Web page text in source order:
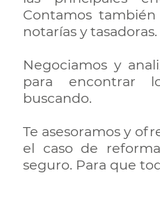
ENERGY
REFORMS
AND
REVIEWS
Contamos
notarías y tasadoras.
Negociamos y
para encontrar
buscando.
Te asesoramos y
el caso de
seguro. Para que